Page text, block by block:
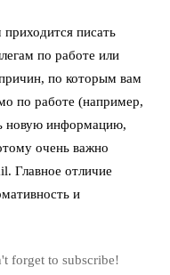
писать
по работе или
по которым вам
по работе (например,
новую информацию,
очень важно
Главное отличие
и
forget to subscribe!